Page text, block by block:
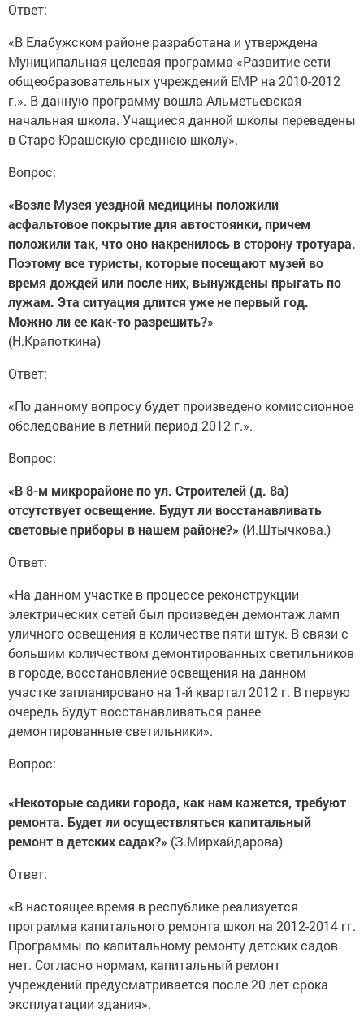
Ответ:
«В Елабужском районе разработана и утверждена
Муниципальная целевая программа «Развитие сети
общеобразовательных учреждений ЕМР на 2010-2012
г.». В данную программу вошла Альметьевская
начальная школа. Учащиеся данной школы переведены
в Старо-Юрашскую среднюю школу».
Вопрос:
«Возле Музея уездной медицины положили
асфальтовое покрытие для автостоянки, причем
положили так, что оно накренилось в сторону тротуара.
Поэтому все туристы, которые посещают музей во
время дождей или после них, вынуждены прыгать по
лужам. Эта ситуация длится уже не первый год.
Можно ли ее как-то разрешить?»
(Н.Крапоткина)
Ответ:
«По данному вопросу будет произведено комиссионное
обследование в летний период 2012 г.».
Вопрос:
«В 8-м микрорайоне по ул. Строителей (д. 8а)
отсутствует освещение. Будут ли восстанавливать
световые приборы в нашем районе?» (И.Штычкова.)
Ответ:
«На данном участке в процессе реконструкции
электрических сетей был произведен демонтаж ламп
уличного освещения в количестве пяти штук. В связи с
большим количеством демонтированных светильников
в городе, восстановление освещения на данном
участке запланировано на 1-й квартал 2012 г. В первую
очередь будут восстанавливаться ранее
демонтированные светильники».
Вопрос:
«Некоторые садики города, как нам кажется, требуют
ремонта. Будет ли осуществляться капитальный
ремонт в детских садах?» (З.Мирхайдарова)
Ответ:
«В настоящее время в республике реализуется
программа капитального ремонта школ на 2012-2014 гг.
Программы по капитальному ремонту детских садов
нет. Согласно нормам, капитальный ремонт
учреждений предусматривается после 20 лет срока
эксплуатации здания».